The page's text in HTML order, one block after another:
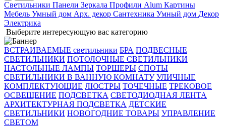
Светильники Панели Зеркала Профили Alum Картины
Мебель Умный дом Арх. декор Сантехника Умный дом Декор
Электрика
Выберите интересующую вас категорию
ВСТРАИВАЕМЫЕ светильники БРА ПОДВЕСНЫЕ
СВЕТИЛЬНИКИ ПОТОЛОЧНЫЕ СВЕТИЛЬНИКИ
НАСТОЛЬНЫЕ ЛАМПЫ ТОРШЕРЫ СПОТЫ
СВЕТИЛЬНИКИ В ВАННУЮ КОМНАТУ УЛИЧНЫЕ
КОМПЛЕКТУЮЩИЕ ЛЮСТРЫ ТОЧЕЧНЫЕ ТРЕКОВОЕ
ОСВЕЩЕНИЕ ПОДСВЕТКА СВЕТОДИОДНАЯ ЛЕНТА
АРХИТЕКТУРНАЯ ПОДСВЕТКА ДЕТСКИЕ
СВЕТИЛЬНИКИ НОВОГОДНИЕ ТОВАРЫ УПРАВЛЕНИЕ
СВЕТОМ